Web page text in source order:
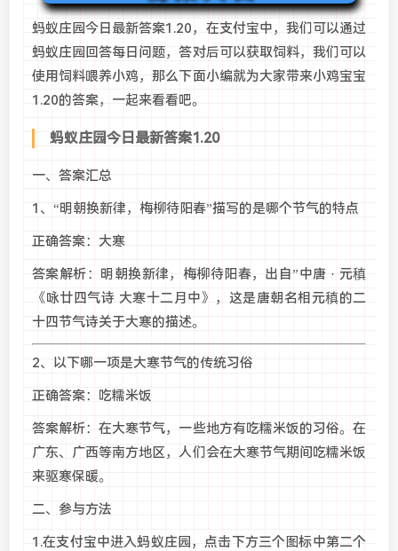
蚂蚁庄园今日最新答案1.20，在支付宝中，我们可以通过
蚂蚁庄园回答每日问题，答对后可以获取饲料，我们可以
使用饲料喂养小鸡，那么下面小编就为大家带来小鸡宝宝
1.20的答案，一起来看看吧。
蚂蚁庄园今日最新答案1.20
一、答案汇总
1、“明朝换新律，梅柳待阳春”描写的是哪个节气的特点
正确答案：大寒
答案解析：明朝换新律，梅柳待阳春，出自”中唐 · 元稹
《咏廿四气诗 大寒十二月中》，这是唐朝名相元稹的二
十四节气诗关于大寒的描述。
2、以下哪一项是大寒节气的传统习俗
正确答案：吃糯米饭
答案解析：在大寒节气，一些地方有吃糯米饭的习俗。在
广东、广西等南方地区，人们会在大寒节气期间吃糯米饭
来驱寒保暖。
二、参与方法
1.在支付宝中进入蚂蚁庄园，点击下方三个图标中第二个